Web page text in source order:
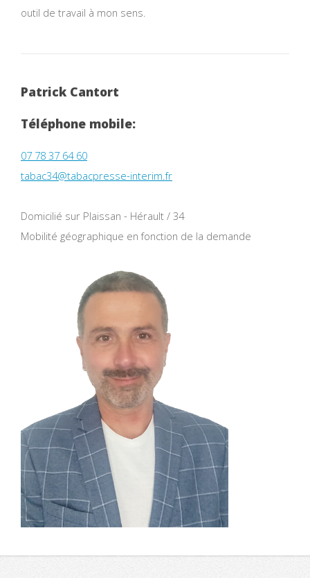
outil de travail à mon sens.
Patrick Cantort
Téléphone mobile:
07 78 37 64 60
tabac34@tabacpresse-interim.fr
Domicilié sur Plaissan - Hérault / 34
Mobilité géographique en fonction de la demande